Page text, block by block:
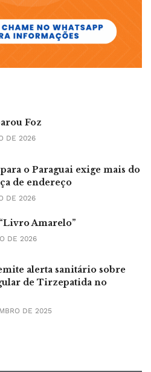
Foz
DE 2026
o Paraguai exige mais do
de endereço
DE 2026
Amarelo”
DE 2026
alerta sanitário sobre
de Tirzepatida no
DE 2025